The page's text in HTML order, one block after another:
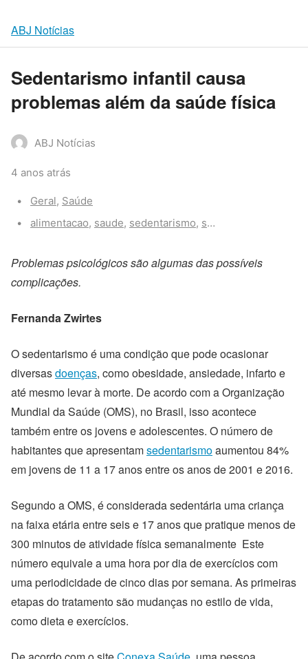
ABJ Notícias
Sedentarismo infantil causa
problemas além da saúde física
ABJ Notícias
4 anos atrás
Categories:
Geral, Saúde
Tags:
alimentacao, saude, sedentarismo, sedentarismo infantil
Problemas psicológicos são algumas das possíveis
complicações.
Fernanda Zwirtes
O sedentarismo é uma condição que pode ocasionar
diversasdoenças, como obesidade, ansiedade, infarto e
até mesmo levar à morte. De acordo com a Organização
Mundial da Saúde (OMS), no Brasil, isso acontece
também entre os jovens e adolescentes. O número de
habitantes que apresentamsedentarismoaumentou 84%
em jovens de 11 a 17 anos entre os anos de 2001 e 2016.
Segundo a OMS, é considerada sedentária uma criança
na faixa etária entre seis e 17 anos que pratique menos de
300 minutos de atividade física semanalmente Este
número equivale a uma hora por dia de exercícios com
uma periodicidade de cinco dias por semana. As primeiras
etapas do tratamento são mudanças no estilo de vida,
como dieta e exercícios.